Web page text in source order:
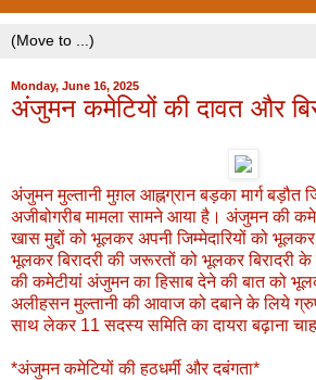
Monday, June 16, 2025
अंजुमन कमेटियों की दावत और
अंजुमन मुल्तानी मुग़ल आह्नग्रान बड़का मार्ग बड़ौत
अजीबोगरीब मामला सामने आया है। अंजुमन की
खास मुद्दों को भूलकर अपनी जिम्मेदारियों को
भूलकर बिरादरी की जरूरतों को भूलकर बिरादरी
की कमेटीयां अंजुमन का हिसाब देने की बात को
अलीहसन मुल्तानी की आवाज को दबाने के लिये
साथ लेकर 11 सदस्य समिति का दायरा बढ़ाना
*अंजुमन कमेटियों की हठधर्मी और दबंगता*